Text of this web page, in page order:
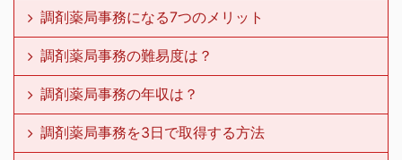
調剤薬局事務になる7つのメリット
調剤薬局事務の難易度は？
調剤薬局事務の年収は？
調剤薬局事務を3日で取得する方法